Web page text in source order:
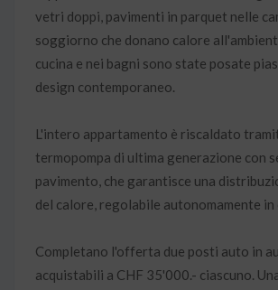
vetri doppi, pavimenti in parquet nelle
soggiorno che donano calore
cucina e nei bagni sono state posate
design contemporaneo.
L'intero appartamento è riscaldato
termopompa di ultima generazione con
pavimento, che garantisce una
del calore, regolabile autonomamente in
Completano l'offerta due posti auto in
acquistabili a CHF 35'000.- ciascuno.